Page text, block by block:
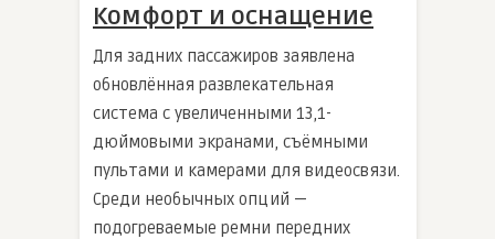
Комфорт и оснащение
Для задних пассажиров заявлена
обновлённая развлекательная
система с увеличенными 13,1-
дюймовыми экранами, съёмными
пультами и камерами для видеосвязи.
Среди необычных опций —
подогреваемые ремни передних